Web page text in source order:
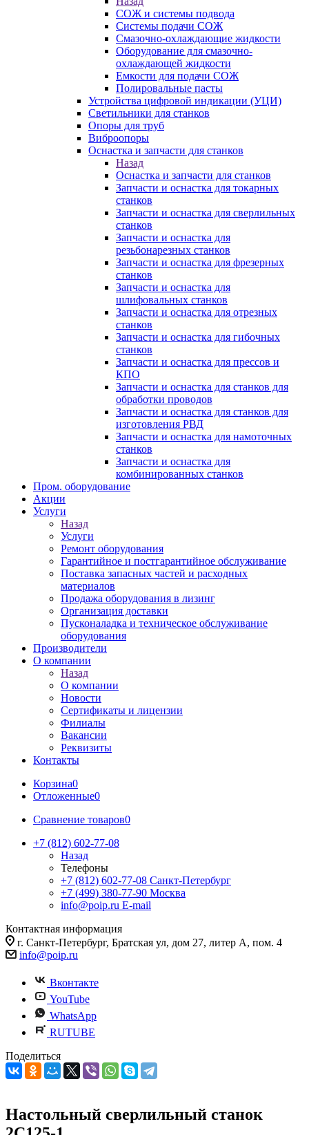
СОЖ и системы подвода
Системы подачи СОЖ
Смазочно-охлаждающие жидкости
Оборудование для смазочно-
охлаждающей жидкости
Емкости для подачи СОЖ
Полировальные пасты
Устройства цифровой индикации (УЦИ)
Светильники для станков
Опоры для труб
Виброопоры
Оснастка и запчасти для станков
Назад
Оснастка и запчасти для станков
Запчасти и оснастка для токарных
станков
Запчасти и оснастка для сверлильных
станков
Запчасти и оснастка для
резьбонарезных станков
Запчасти и оснастка для фрезерных
станков
Запчасти и оснастка для
шлифовальных станков
Запчасти и оснастка для отрезных
станков
Запчасти и оснастка для гибочных
станков
Запчасти и оснастка для прессов и
КПО
Запчасти и оснастка для станков для
обработки проводов
Запчасти и оснастка для станков для
изготовления РВД
Запчасти и оснастка для намоточных
станков
Запчасти и оснастка для
комбинированных станков
Пром. оборудование
Акции
Услуги
Назад
Услуги
Ремонт оборудования
Гарантийное и постгарантийное обслуживание
Поставка запасных частей и расходных
материалов
Продажа оборудования в лизинг
Организация доставки
Пусконаладка и техническое обслуживание
оборудования
Производители
О компании
Назад
О компании
Новости
Сертификаты и лицензии
Филиалы
Вакансии
Реквизиты
Контакты
Корзина0
Отложенные0
Сравнение товаров0
+7 (812) 602-77-08
Назад
Телефоны
+7 (812) 602-77-08 Санкт-Петербург
+7 (499) 380-77-90 Москва
info@poip.ru E-mail
Контактная информация
г. Санкт-Петербург, Братская ул, дом 27, литер А, пом. 4
info@poip.ru
Вконтакте
YouTube
WhatsApp
RUTUBE
Поделиться
Настольный сверлильный станок